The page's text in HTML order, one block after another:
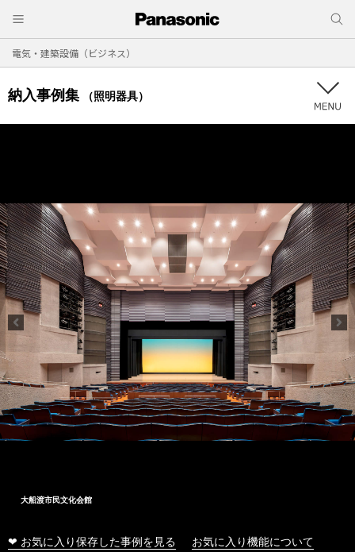
電気・建築設備（ビジネス）
納入事例集 （照明器具）
大船渡市民文化会館
❤ お気に入り保存した事例を見る お気に入り機能について